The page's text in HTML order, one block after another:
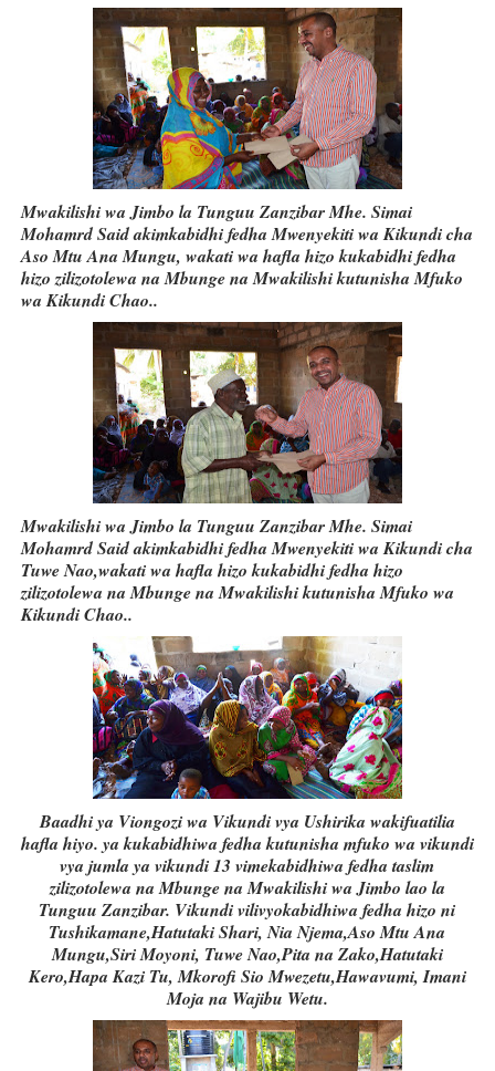
Mwakilishi wa Jimbo la Tunguu Zanzibar Mhe. Simai
Mohamrd Said akimkabidhi fedha Mwenyekiti wa Kikundi cha
Aso Mtu Ana Mungu, wakati wa hafla hizo kukabidhi fedha
hizo zilizotolewa na Mbunge na Mwakilishi kutunisha Mfuko
wa Kikundi Chao..
Mwakilishi wa Jimbo la Tunguu Zanzibar Mhe. Simai
Mohamrd Said akimkabidhi fedha Mwenyekiti wa Kikundi cha
Tuwe Nao,wakati wa hafla hizo kukabidhi fedha hizo
zilizotolewa na Mbunge na Mwakilishi kutunisha Mfuko wa
Kikundi Chao..
Baadhi ya Viongozi wa Vikundi vya Ushirika wakifuatilia
hafla hiyo. ya kukabidhiwa fedha kutunisha mfuko wa vikundi
vya jumla ya vikundi 13 vimekabidhiwa fedha taslim
zilizotolewa na Mbunge na Mwakilishi wa Jimbo lao la
Tunguu Zanzibar. Vikundi vilivyokabidhiwa fedha hizo ni
Tushikamane,Hatutaki Shari, Nia Njema,Aso Mtu Ana
Mungu,Siri Moyoni, Tuwe Nao,Pita na Zako,Hatutaki
Kero,Hapa Kazi Tu, Mkorofi Sio Mwezetu,Hawavumi, Imani
Moja na Wajibu Wetu.